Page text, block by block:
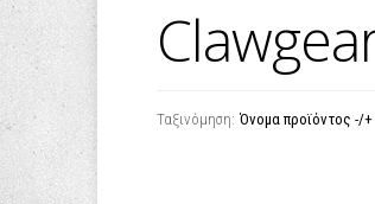
Ταξινόμηση: Όνομα προϊόντος -/+